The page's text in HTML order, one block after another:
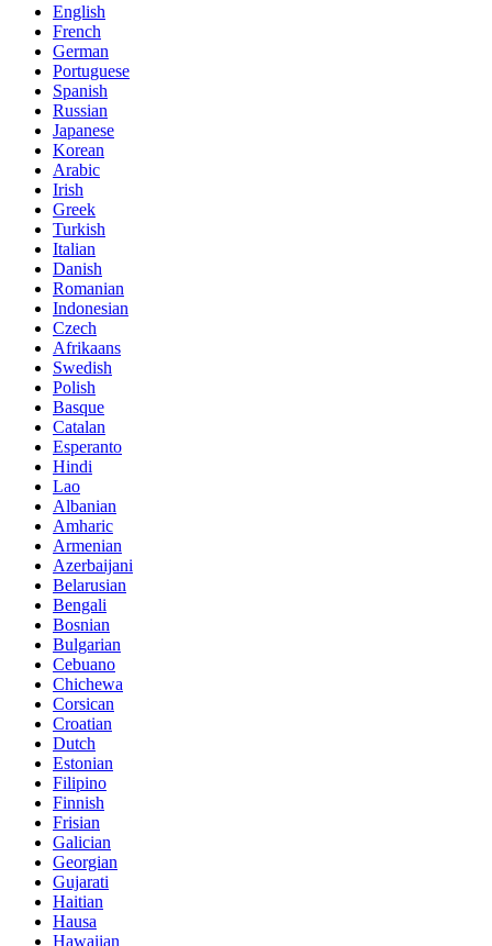
English
French
German
Portuguese
Spanish
Russian
Japanese
Korean
Arabic
Irish
Greek
Turkish
Italian
Danish
Romanian
Indonesian
Czech
Afrikaans
Swedish
Polish
Basque
Catalan
Esperanto
Hindi
Lao
Albanian
Amharic
Armenian
Azerbaijani
Belarusian
Bengali
Bosnian
Bulgarian
Cebuano
Chichewa
Corsican
Croatian
Dutch
Estonian
Filipino
Finnish
Frisian
Galician
Georgian
Gujarati
Haitian
Hausa
Hawaiian